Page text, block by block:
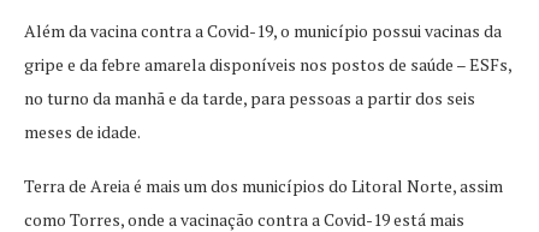
Além da vacina contra a Covid-19, o município possui vacinas da
gripe e da febre amarela disponíveis nos postos de saúde – ESFs,
no turno da manhã e da tarde, para pessoas a partir dos seis
meses de idade.
Terra de Areia é mais um dos municípios do Litoral Norte, assim
como Torres, onde a vacinação contra a Covid-19 está mais